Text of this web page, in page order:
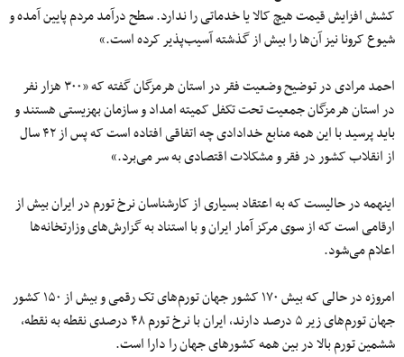
کشش افزایش قیمت هیچ کالا یا خدماتی را ندارد. سطح درآمد مردم پایین آمده و
شیوع کرونا نیز آن‌ها را بیش از گذشته آسیب‌پذیر کرده است.»
احمد مرادی در توضیح وضعیت فقر در استان هرمزگان گفته که «۳۰۰ هزار نفر
در استان هرمزگان جمعیت تحت تکفل کمیته امداد و سازمان بهزیستی هستند و
باید پرسید با این همه منابع خدادادی چه اتفاقی افتاده است که پس از ۴۲ سال
از انقلاب کشور در فقر و مشکلات اقتصادی به سر می‌برد.»
اینهمه در حالیست که به اعتقاد بسیاری از کارشناسان نرخ تورم در ایران بیش از
ارقامی است که از سوی مرکز آمار ایران و با استناد به گزارش‌های وزارتخانه‌ها
اعلام می‌شود.
امروزه در حالی که بیش ۱۷۰ کشور جهان تورم‌های تک رقمی و بیش از ۱۵۰ کشور
جهان تورم‌های زیر ۵ درصد دارند، ایران با نرخ تورم ۴۸ درصدی نقطه به نقطه،
ششمین تورم بالا در بین همه کشورهای جهان را دارا است.